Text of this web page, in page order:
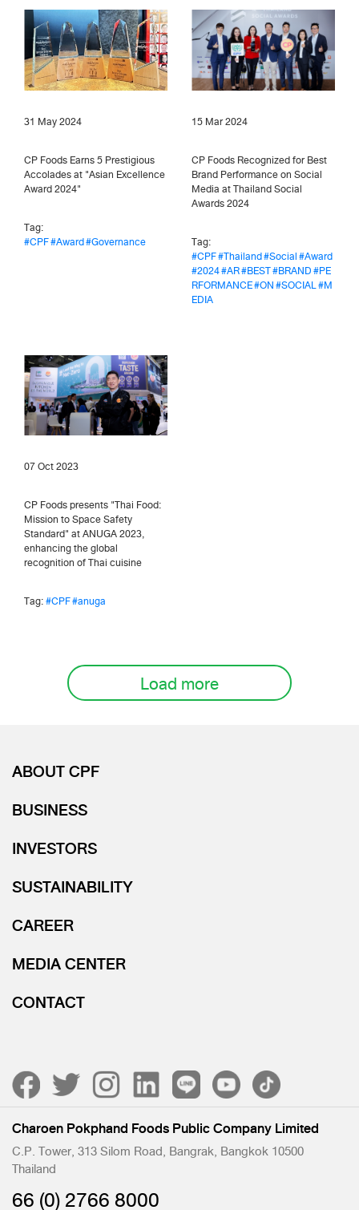
31 May 2024
CP Foods Earns 5 Prestigious
Accolades at "Asian Excellence
Award 2024"
Tag:
#CPF#Award#Governance
15 Mar 2024
CP Foods Recognized for Best
Brand Performance on Social
Media at Thailand Social
Awards 2024
Tag:
#CPF#Thailand#Social#Award
#2024#AR#BEST#BRAND#PE
RFORMANCE#ON#SOCIAL#M
EDIA
07 Oct 2023
CP Foods presents "Thai Food:
Mission to Space Safety
Standard" at ANUGA 2023,
enhancing the global
recognition of Thai cuisine
Tag:#CPF#anuga
Load more
ABOUT CPF
BUSINESS
INVESTORS
SUSTAINABILITY
CAREER
MEDIA CENTER
CONTACT
Charoen Pokphand Foods Public Company Limited
C.P. Tower, 313 Silom Road, Bangrak, Bangkok 10500
Thailand
66 (0) 2766 8000